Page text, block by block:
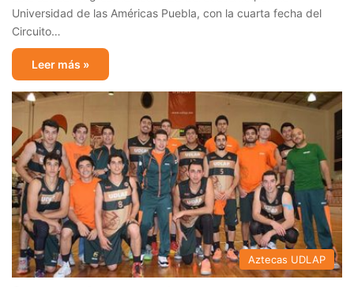
Universidad de las Américas Puebla, con la cuarta fecha del
Circuito…
Leer más »
Aztecas UDLAP